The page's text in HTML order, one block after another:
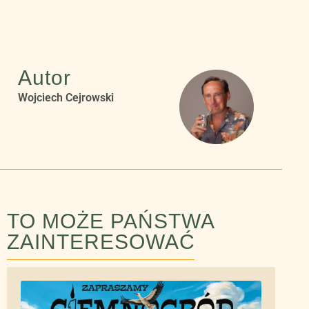
Autor
Wojciech Cejrowski
TO MOŻE PAŃSTWA
ZAINTERESOWAĆ